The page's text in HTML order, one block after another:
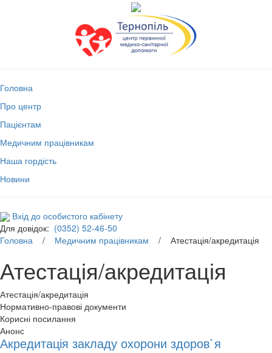
Головна
Про центр
Пацієнтам
Медичним працівникам
Наша гордість
Новини
Вхід до особистого кабінету
Для довідок: (0352) 52-46-50
Головна / Медичним працівникам / Атестація/акредитація
Атестація/акредитація
Атестація/акредитація
Нормативно-правові документи
Корисні посилання
Анонс
Акредитація закладу охорони здоров`я